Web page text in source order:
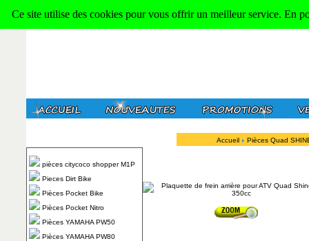
pièces citycoco shopper M1P
Pieces Dirt Bike
Pièces Pocket Bike
Pièces Pocket Nitro
Pièces YAMAHA PW50
Pièces YAMAHA PW80
Accueil Pièces Quad
Ce site utilise des cookies pour vous offrir un meilleur service. En